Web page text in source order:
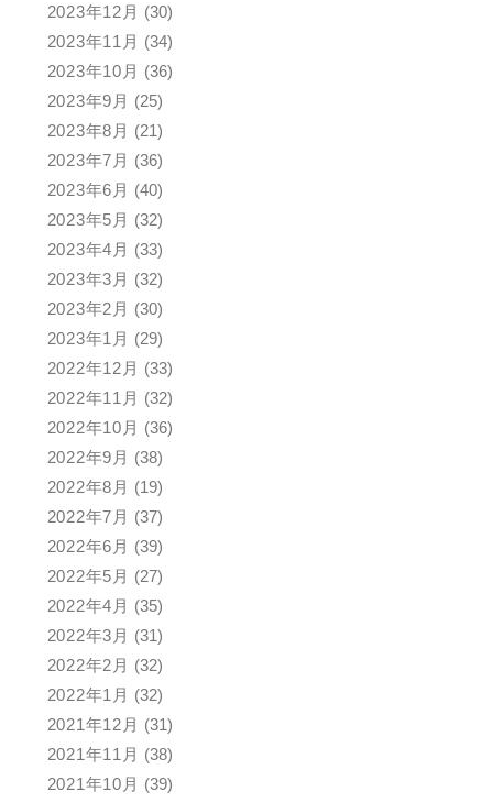
2023年12月 (30)
2023年11月 (34)
2023年10月 (36)
2023年9月 (25)
2023年8月 (21)
2023年7月 (36)
2023年6月 (40)
2023年5月 (32)
2023年4月 (33)
2023年3月 (32)
2023年2月 (30)
2023年1月 (29)
2022年12月 (33)
2022年11月 (32)
2022年10月 (36)
2022年9月 (38)
2022年8月 (19)
2022年7月 (37)
2022年6月 (39)
2022年5月 (27)
2022年4月 (35)
2022年3月 (31)
2022年2月 (32)
2022年1月 (32)
2021年12月 (31)
2021年11月 (38)
2021年10月 (39)